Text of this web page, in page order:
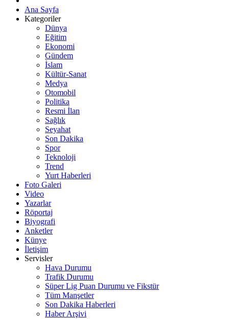
Ana Sayfa
Kategoriler
Dünya
Eğitim
Ekonomi
Gündem
İslam
Kültür-Sanat
Medya
Otomobil
Politika
Resmi İlan
Sağlık
Seyahat
Son Dakika
Spor
Teknoloji
Trend
Yurt Haberleri
Foto Galeri
Video
Yazarlar
Röportaj
Biyografi
Anketler
Künye
İletişim
Servisler
Hava Durumu
Trafik Durumu
Süper Lig Puan Durumu ve Fikstür
Tüm Manşetler
Son Dakika Haberleri
Haber Arşivi